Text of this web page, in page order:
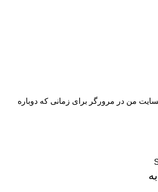
من در مرورگر برای زمانی که دوباره